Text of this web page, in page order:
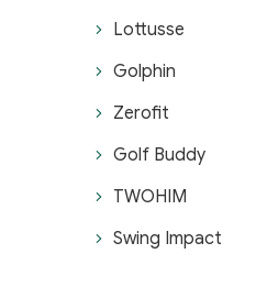
Lottusse
Golphin
Zerofit
Golf Buddy
TWOHIM
Swing Impact